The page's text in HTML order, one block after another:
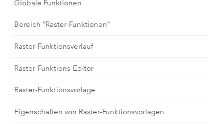
Globale Funktionen
Bereich "Raster-Funktionen"
Raster-Funktionsverlauf
Raster-Funktions-Editor
Raster-Funktionsvorlage
Eigenschaften von Raster-Funktionsvorlagen